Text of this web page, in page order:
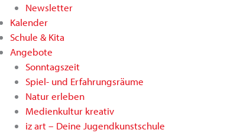
Newsletter
Kalender
Schule & Kita
Angebote
Sonntagszeit
Spiel- und Erfahrungsräume
Natur erleben
Medienkultur kreativ
iz art – Deine Jugendkunstschule